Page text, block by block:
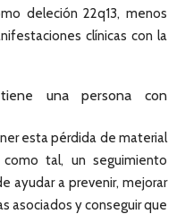
deleción 22q13, menos
clínicas con la
tiene una persona con
esta pérdida de material
tal, un seguimiento
ayudar a prevenir, mejorar
asociados y conseguir que